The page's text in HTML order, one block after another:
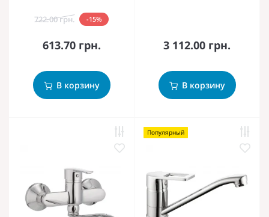
722.00 грн. -15%
613.70 грн.
В корзину
3 112.00 грн.
В корзину
Популярный